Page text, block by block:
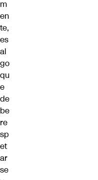
m
en
te,
es
al
go
qu
e
de
be
re
sp
et
ar
se